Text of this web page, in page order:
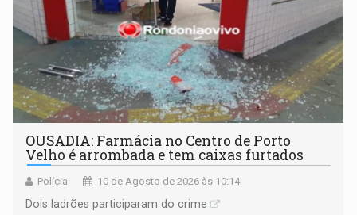
OUSADIA: Farmácia no Centro de Porto
Velho é arrombada e tem caixas furtados
Polícia 10 de Agosto de 2026 às 10:14
Dois ladrões participaram do crime